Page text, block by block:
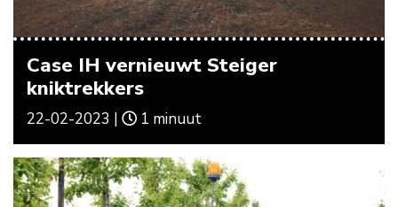
Case IH vernieuwt Steiger
kniktrekkers
22-02-2023 | 1 minuut